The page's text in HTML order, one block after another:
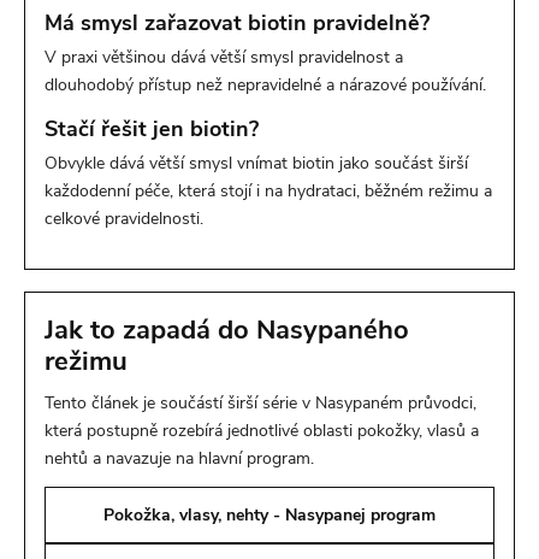
Má smysl zařazovat biotin pravidelně?
V praxi většinou dává větší smysl pravidelnost a
dlouhodobý přístup než nepravidelné a nárazové používání.
Stačí řešit jen biotin?
Obvykle dává větší smysl vnímat biotin jako součást širší
každodenní péče, která stojí i na hydrataci, běžném režimu a
celkové pravidelnosti.
Jak to zapadá do Nasypaného
režimu
Tento článek je součástí širší série v Nasypaném průvodci,
která postupně rozebírá jednotlivé oblasti pokožky, vlasů a
nehtů a navazuje na hlavní program.
Pokožka, vlasy, nehty - Nasypanej program